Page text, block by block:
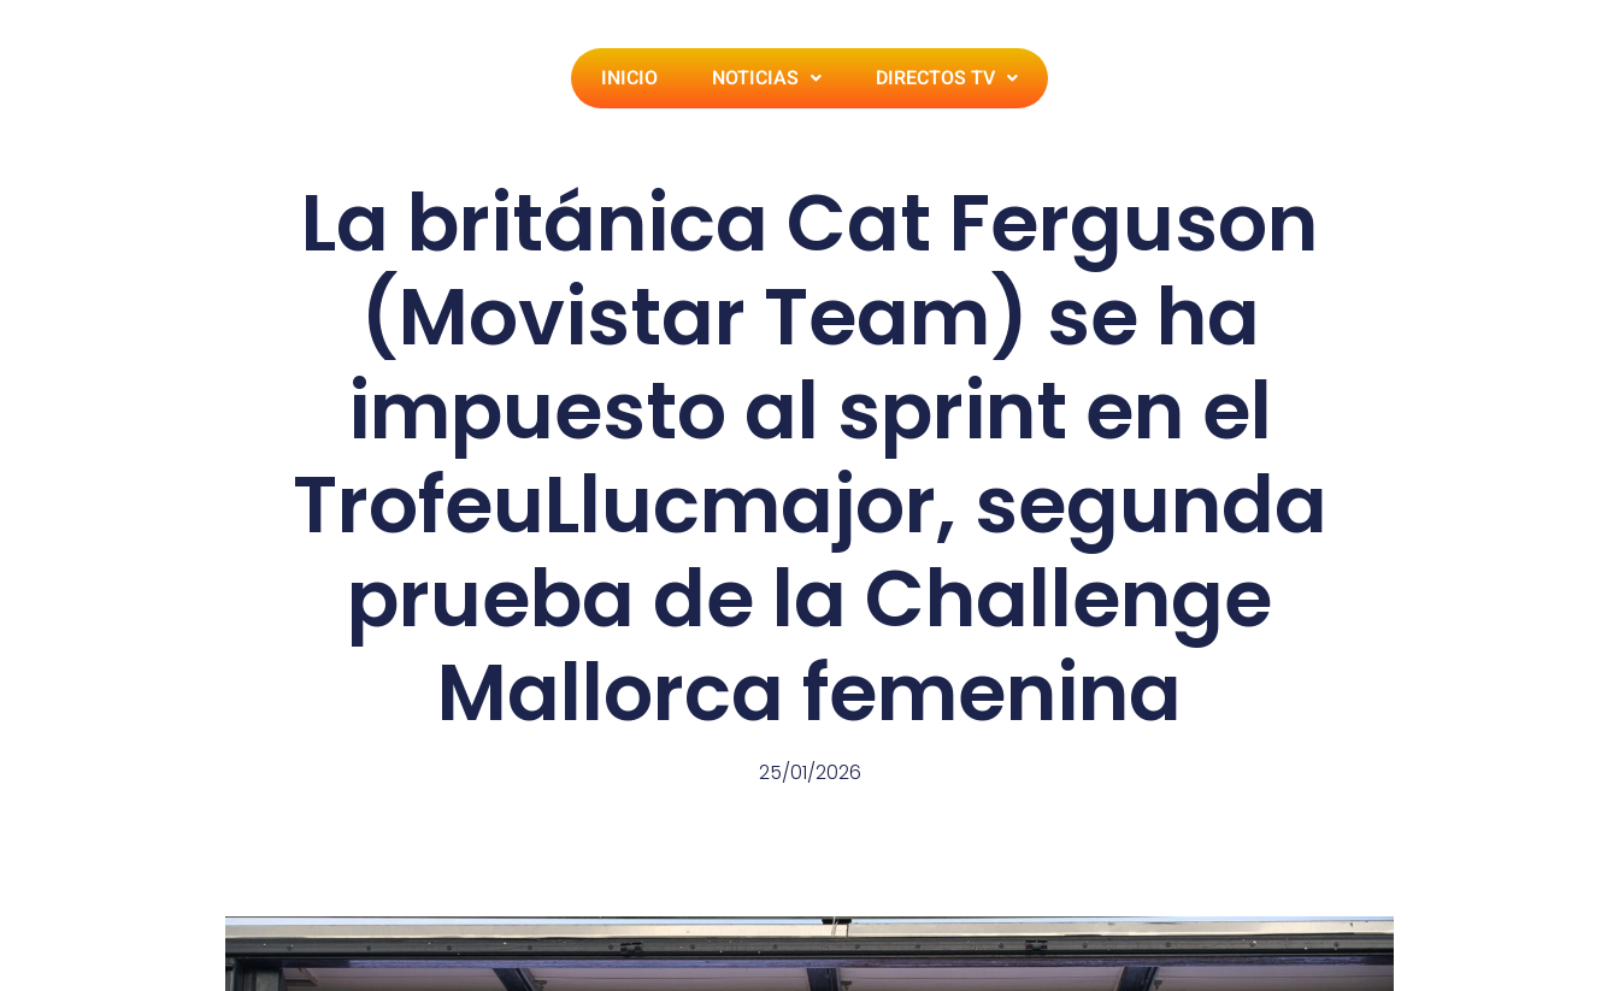
INICIO NOTICIAS DIRECTOS TV
La británica Cat Ferguson
(Movistar Team) se ha
impuesto al sprint en el
TrofeuLlucmajor, segunda
prueba de la Challenge
Mallorca femenina
25/01/2026